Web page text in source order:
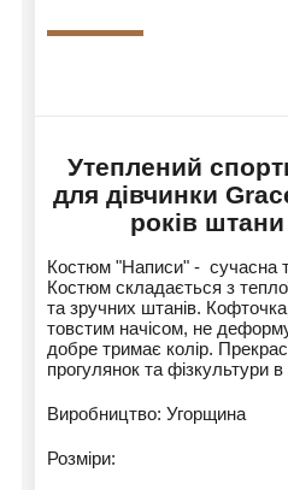
Утеплений
для дівчинки
років
Костюм "Написи" - сучасна
Костюм складається з
та зручних штанів.
товстим начісом, не
добре тримає колір.
прогулянок та фізкультури
Виробництво: Угорщина
Розміри: